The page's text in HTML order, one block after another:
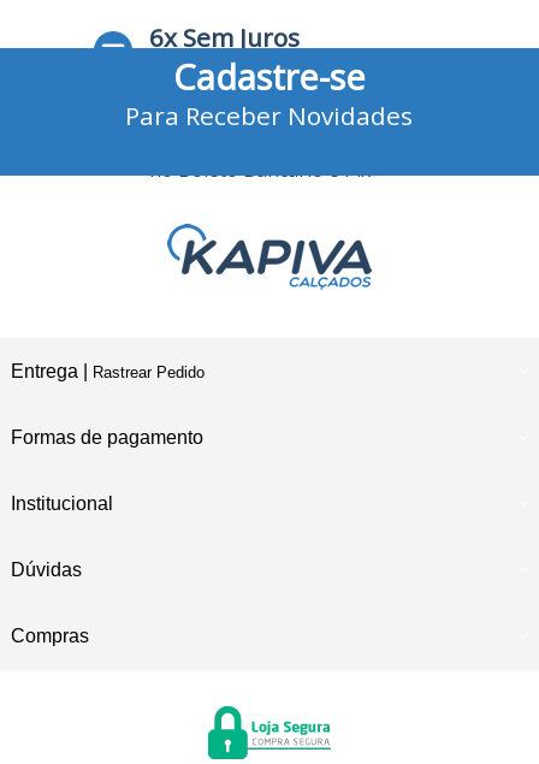
6x Sem Juros
no Cartão de Crédito
no Boleto Bancário e Pix
Cadastre-se
Para Receber Novidades
Entrega | Rastrear Pedido
Formas de pagamento
Institucional
Dúvidas
Compras